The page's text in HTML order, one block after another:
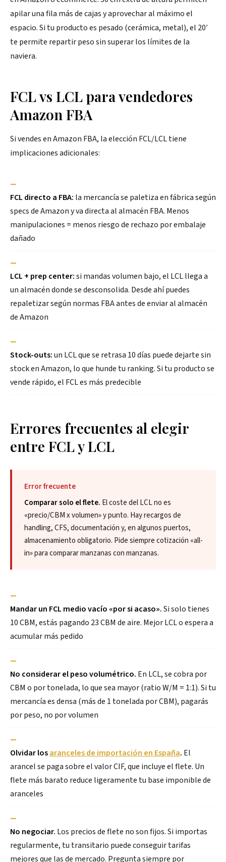
apilar una fila más de cajas y aprovechar al máximo el
espacio. Si tu producto es pesado (cerámica, metal), el 20′
te permite repartir peso sin superar los límites de la
naviera.
FCL vs LCL para vendedores
Amazon FBA
Si vendes en Amazon FBA, la elección FCL/LCL tiene
implicaciones adicionales:
—
FCL directo a FBA: la mercancía se paletiza en fábrica según
specs de Amazon y va directa al almacén FBA. Menos
manipulaciones = menos riesgo de rechazo por embalaje
dañado
—
LCL + prep center:si mandas volumen bajo, el LCL llega a
un almacén donde se desconsolida. Desde ahí puedes
repaletizar según normas FBA antes de enviar al almacén
de Amazon
—
Stock-outs:un LCL que se retrasa 10 días puede dejarte sin
stock en Amazon, lo que hunde tu ranking. Si tu producto se
vende rápido, el FCL es más predecible
Errores frecuentes al elegir
entre FCL y LCL
Error frecuente
Comparar solo el flete. El coste del LCL no es
«precio/CBM x volumen» y punto. Hay recargos de
handling, CFS, documentación y, en algunos puertos,
almacenamiento obligatorio. Pide siempre cotización «all-
in» para comparar manzanas con manzanas.
—
Mandar un FCL medio vacío «por si acaso».Si solo tienes
10 CBM, estás pagando 23 CBM de aire. Mejor LCL o espera a
acumular más pedido
—
No considerar el peso volumétrico. En LCL, se cobra por
CBM o por tonelada, lo que sea mayor (ratio W/M = 1:1). Si tu
mercancía es densa (más de 1 tonelada por CBM), pagarás
por peso, no por volumen
—
Olvidar losaranceles de importación en España. El
arancel se paga sobre el valor CIF, que incluye el flete. Un
flete más barato reduce ligeramente tu base imponible de
aranceles
—
No negociar. Los precios de flete no son fijos. Si importas
regularmente, tu transitario puede conseguir tarifas
mejores que las de mercado. Pregunta siempre por